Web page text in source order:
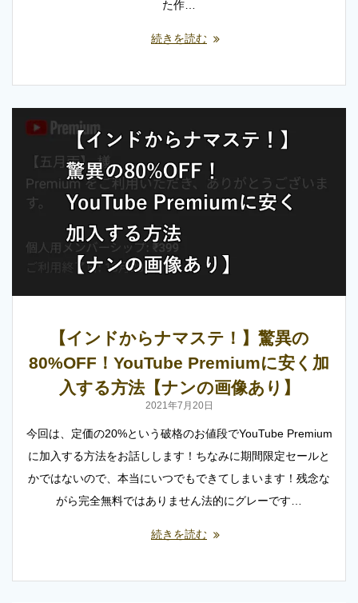
た作…
続きを読む
【インドからナマステ！】驚異の
80%OFF！YouTube Premiumに安く加
入する方法【ナンの画像あり】
2021年7月20日
今回は、定価の20%という破格のお値段でYouTube Premium
に加入する方法をお話しします！ちなみに期間限定セールと
かではないので、本当にいつでもできてしまいます！残念な
がら完全無料ではありません法的にグレーです…
続きを読む